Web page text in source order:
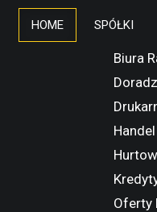
HOME SPÓŁKI
Biura
Handel
Oferty